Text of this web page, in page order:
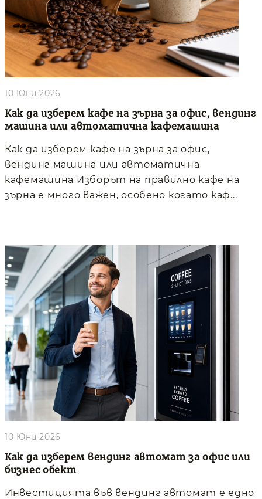
Как да изберем кафе на зърна за офис, вендинг
машина или автоматична кафемашина
10 Юни 2026
Как да изберем кафе на зърна за офис,
вендинг машина или автоматична
кафемашина Изборът на правилно кафе на
зърна е много важен, особено когато каф...
Как да изберем вендинг автомат за офис или
бизнес обект
10 Юни 2026
Инвестицията във вендинг автомат е едно